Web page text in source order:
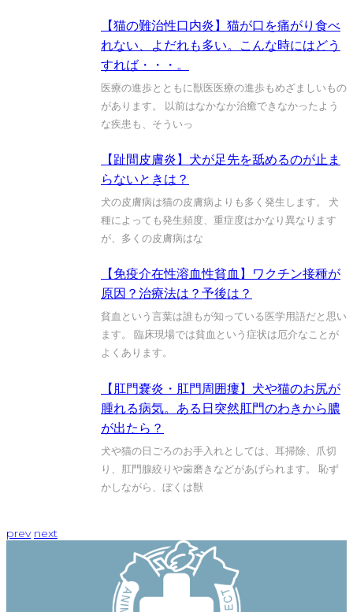
【猫の難治性口内炎】猫が口を痛がり食べ
れない、よだれも多い。こんな時にはどう
すれば・・・。
医療の進歩とともに獣医医療の進歩もめざましいもの
があります。 以前はなかなか治癒できなかったよう
な疾患も、そういっ
【趾間皮膚炎】犬が足先を舐めるのが止ま
らないときは？
犬の皮膚病は猫の皮膚病よりも多く発生します。 犬
種によっても発生頻度、重症度はかなり異なります
が、多くの皮膚病はな
【免疫介在性溶血性貧血】ワクチン接種が
原因？治療法は？予後は？
貧血という言葉は誰もが知っている医学用語だと思い
ます。 臨床現場では貧血という症状は厄介なことが
よくあります。
【肛門嚢炎・肛門周囲瘻】犬や猫のお尻が
腫れる病気。ある日突然肛門のわきから膿
が出たら？
犬や猫の日ごろのお手入れとしては、耳掃除、爪切
り、肛門腺絞りや歯磨きなどがあげられます。 恥ず
かしながら、ぼくは獣
prev next